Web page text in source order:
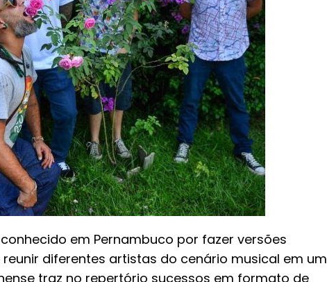
em Pernambuco por fazer versões
diferentes artistas do cenário musical em um
traz no repertório sucessos em formato de